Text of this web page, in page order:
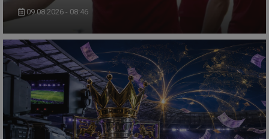
09.08.2026 - 08:46